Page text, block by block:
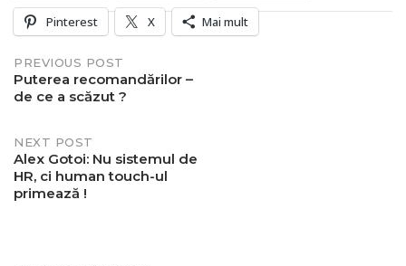
Pinterest X Mai mult
Post
navigation
PREVIOUS POST
Puterea recomandărilor –
de ce a scăzut ?
NEXT POST
Alex Gotoi: Nu sistemul de
HR, ci human touch-ul
primează !